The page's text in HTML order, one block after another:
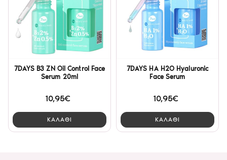
7DAYS B3 ZN Oil Control Face
Serum 20ml
10,95€
ΚΑΛΑΘΙ
7DAYS HA H2O Hyaluronic
Face Serum
10,95€
ΚΑΛΑΘΙ